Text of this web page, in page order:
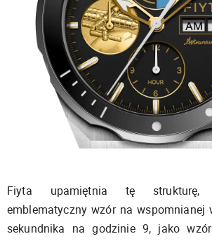
Fiyta upamiętnia tę strukturę,
emblematyczny wzór na wspomnianej
sekundnika na godzinie 9, jako